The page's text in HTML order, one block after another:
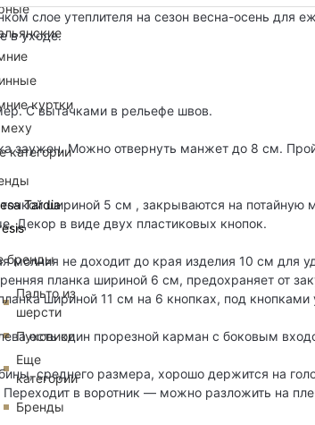
куртки
категории
Tardia
бренды
Пальто из
шерсти
Пуховики
Еще
категории
Бренды
слое утеплителя на сезон весна-осень для
в уходе.
С вытачками в рельефе швов.
заужен. Можно отвернуть манжет до 8 см.
шириной 5 см , закрываются на потайную
Декор в виде двух пластиковых кнопок.
молния не доходит до края изделия 10 см для
планка шириной 6 см, предохраняет от
шириной 11 см на 6 кнопках, под кнопками
есть один прорезной карман с боковым
среднего размера, хорошо держится на
в воротник — можно разложить на